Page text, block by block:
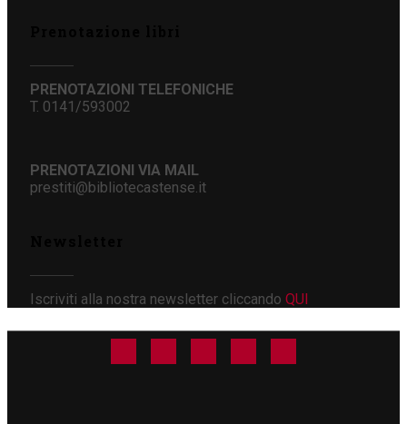
PRENOTAZIONI TELEFONICHE
T. 0141/593002
PRENOTAZIONI VIA MAIL
prestiti@bibliotecastense.it
Iscriviti alla nostra newsletter cliccando QUI